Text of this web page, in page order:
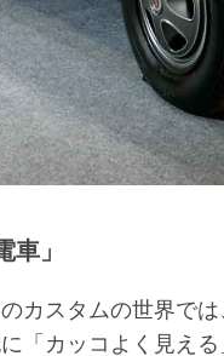
」
カスタムの世界で
「カッコよく見え